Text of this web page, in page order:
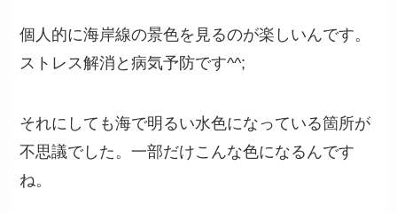
個人的に海岸線の景色を見るのが楽しいんです。
ストレス解消と病気予防です^^;
それにしても海で明るい水色になっている箇所が
不思議でした。一部だけこんな色になるんです
ね。